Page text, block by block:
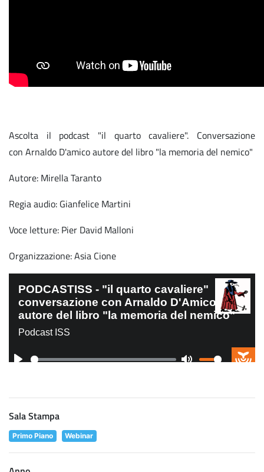
Ascolta il podcast "il quarto cavaliere". Conversazione
con Arnaldo D'amico autore del libro "la memoria del nemico"
Autore: Mirella Taranto
Regia audio: Gianfelice Martini
Voce letture: Pier David Malloni
Organizzazione: Asia Cione
Sala Stampa
Primo Piano Webinar